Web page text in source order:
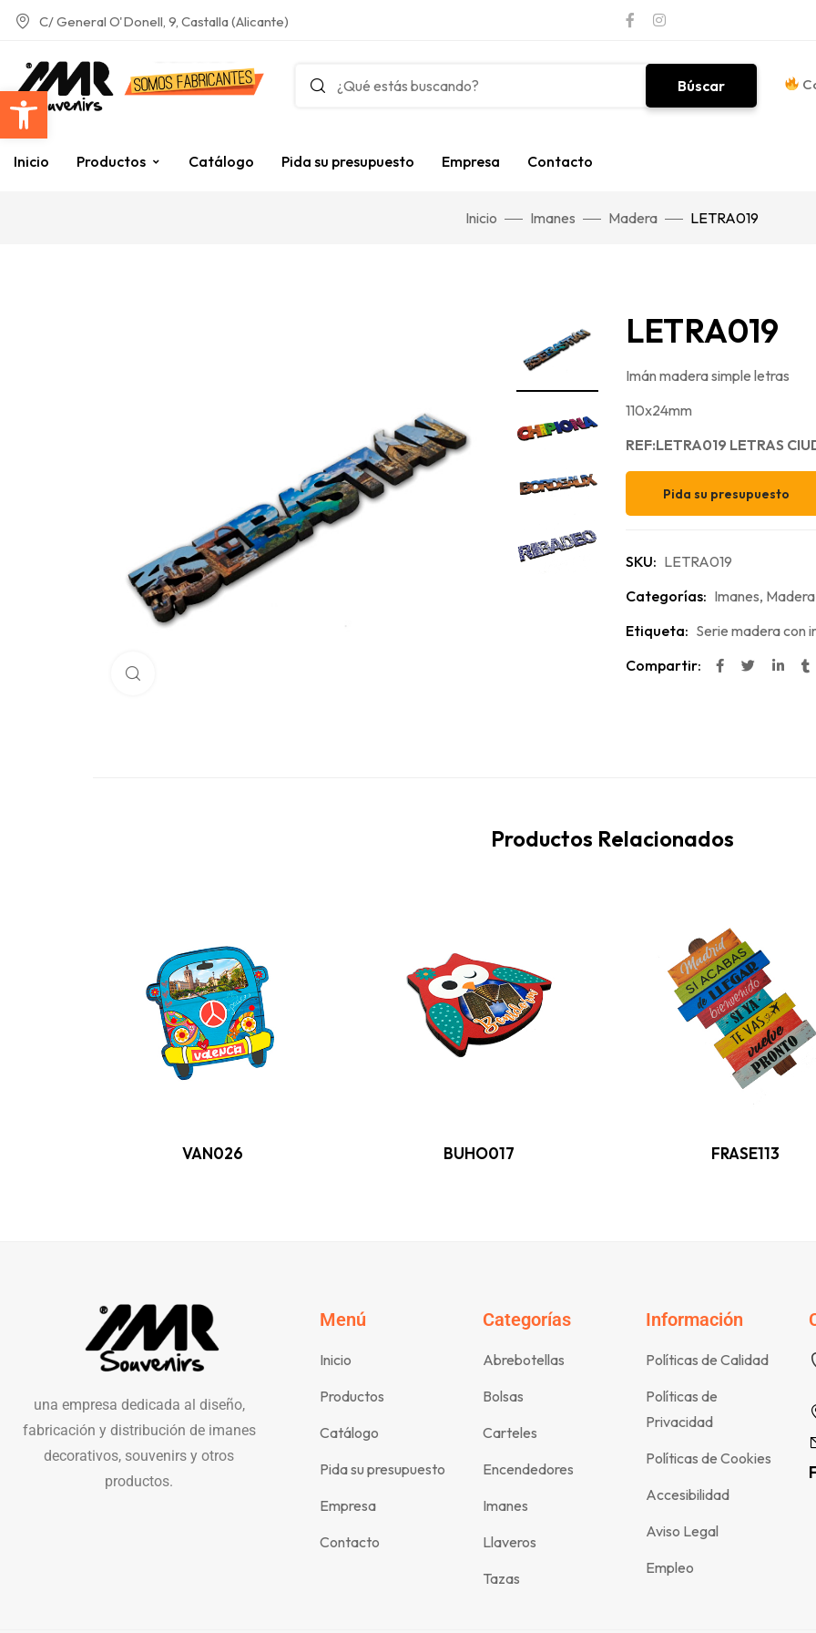
Abrir barra de herramientas
C/ General O'Donell, 9, Castalla (Alicante)
Búscar
Inicio Productos Catálogo Pida su presupuesto Empresa Contacto
Inicio Imanes Madera LETRA019
LETRA019
Imán madera simple letras
110x24mm
REF:LETRA019 LETRAS
Pida su presupuesto
SKU: LETRA019
Categorías: Imanes, Madera
Etiqueta: Serie madera con
Compartir:
Productos Relacionados
VAN026 BUHO017 FRASE113
una empresa dedicada al diseño,
fabricación y distribución de imanes
decorativos, souvenirs y otros
productos.
Menú
Inicio
Productos
Catálogo
Pida su presupuesto
Empresa
Contacto
Categorías
Abrebotellas
Bolsas
Carteles
Encendedores
Imanes
Llaveros
Tazas
Información
Políticas de Calidad
Políticas de
Privacidad
Políticas de Cookies
Accesibilidad
Aviso Legal
Empleo